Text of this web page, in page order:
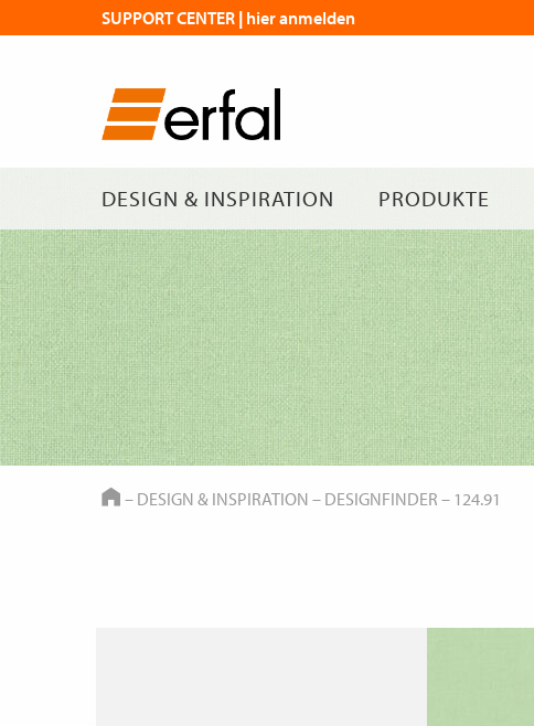
DESIGN & INSPIRATION PRODUKTE
SUPPORT CENTER | hier anmelden
HOME
– DESIGN & INSPIRATION – DESIGNFINDER – 124.91